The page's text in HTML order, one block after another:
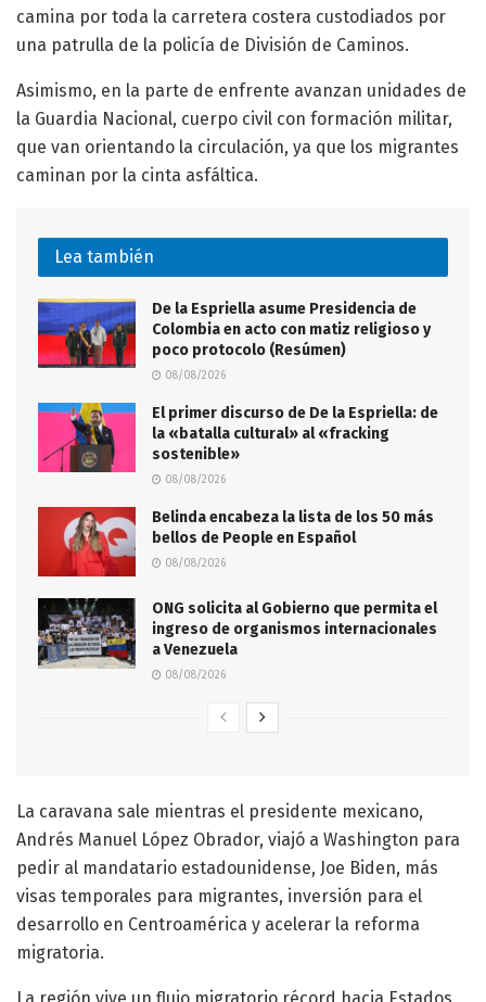
camina por toda la carretera costera custodiados por
una patrulla de la policía de División de Caminos.
Asimismo, en la parte de enfrente avanzan unidades de
la Guardia Nacional, cuerpo civil con formación militar,
que van orientando la circulación, ya que los migrantes
caminan por la cinta asfáltica.
Lea también
De la Espriella asume Presidencia de
Colombia en acto con matiz religioso y
poco protocolo (Resúmen)
08/08/2026
El primer discurso de De la Espriella: de
la «batalla cultural» al «fracking
sostenible»
08/08/2026
Belinda encabeza la lista de los 50 más
bellos de People en Español
08/08/2026
ONG solicita al Gobierno que permita el
ingreso de organismos internacionales
a Venezuela
08/08/2026
La caravana sale mientras el presidente mexicano,
Andrés Manuel López Obrador, viajó a Washington para
pedir al mandatario estadounidense, Joe Biden, más
visas temporales para migrantes, inversión para el
desarrollo en Centroamérica y acelerar la reforma
migratoria.